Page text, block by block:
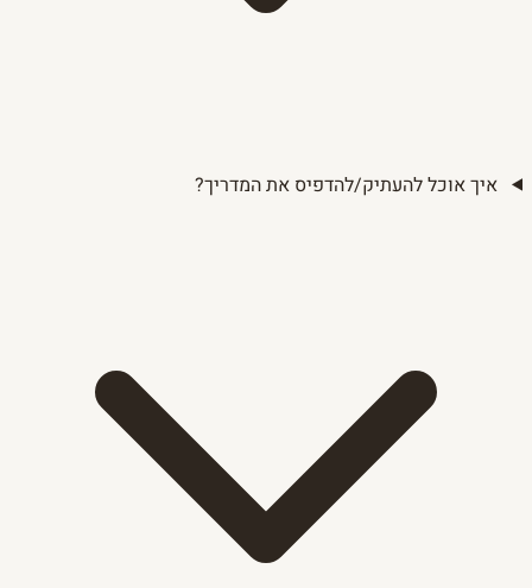
איך אוכל להעתיק/להדפיס את המדריך?